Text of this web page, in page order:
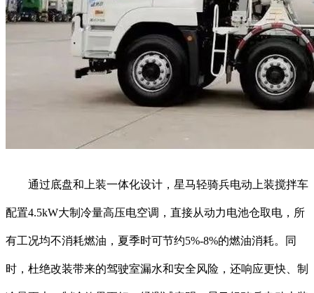
通过底盘和上装一体化设计，星马轻骑兵电动上装搅拌车
配置4.5kW大制冷量高压电空调，直接从动力电池仓取电，所
有工况均不消耗燃油，夏季时可节约5%-8%的燃油消耗。同
时，杜绝改装带来的驾驶室漏水和安全风险，还响应更快、制